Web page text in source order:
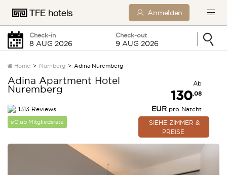
Anmelden
Check-in Check-out
Samstag
0 Kinder
Home Nürnberg Adina Nuremberg
Adina Apartment Hotel
Nuremberg
1313 Reviews
eClub Mitgliedsrate
Ab
130.08
EURpro Natcht
SIEHE ZIMMER &
PREISE